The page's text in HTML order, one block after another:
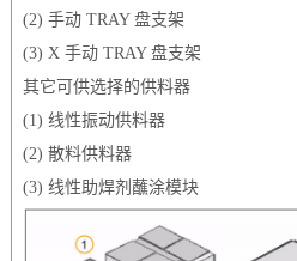
(2) 手动 TRAY 盘支架
(3) X 手动 TRAY 盘支架
其它可供选择的供料器
(1) 线性振动供料器
(2) 散料供料器
(3) 线性助焊剂蘸涂模块